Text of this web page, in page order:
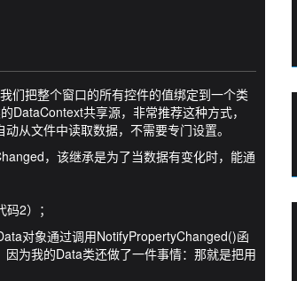
们把整个窗口的所有控件的值绑定到一个类
DataContext共享源，非常推荐这种方式，
从文件中读取数据，不需要专门设置。
，该继承是为了当数据有变化时，能通
2）；
对象通过调用NotifyPropertyChanged()函
为我的Data类还做了一件事情：那就是把用